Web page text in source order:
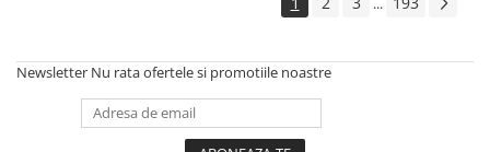
Literatura Romana
Literatura Universala
Newsletter Nu rata ofertele si promotiile noastre